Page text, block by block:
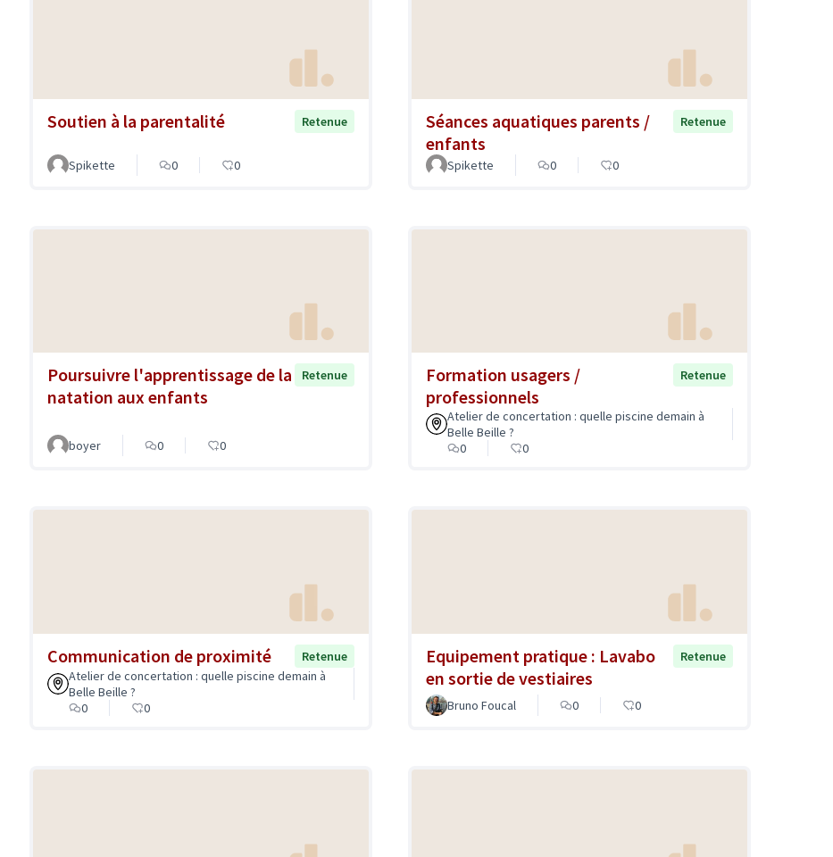
Soutien à la parentalité Retenue
Spikette 0 0
Séances aquatiques parents /
enfants
Retenue
Spikette 0 0
Poursuivre l'apprentissage de la
natation aux enfants
Retenue
boyer 0 0
Formation usagers /
professionnels
Retenue
Atelier de concertation : quelle piscine demain à
Belle Beille ?
0
0
Communication de proximité
Retenue
Atelier de concertation : quelle piscine demain à
Belle Beille ?
0
0
Equipement pratique : Lavabo
en sortie de vestiaires
Retenue
Bruno Foucal 0 0